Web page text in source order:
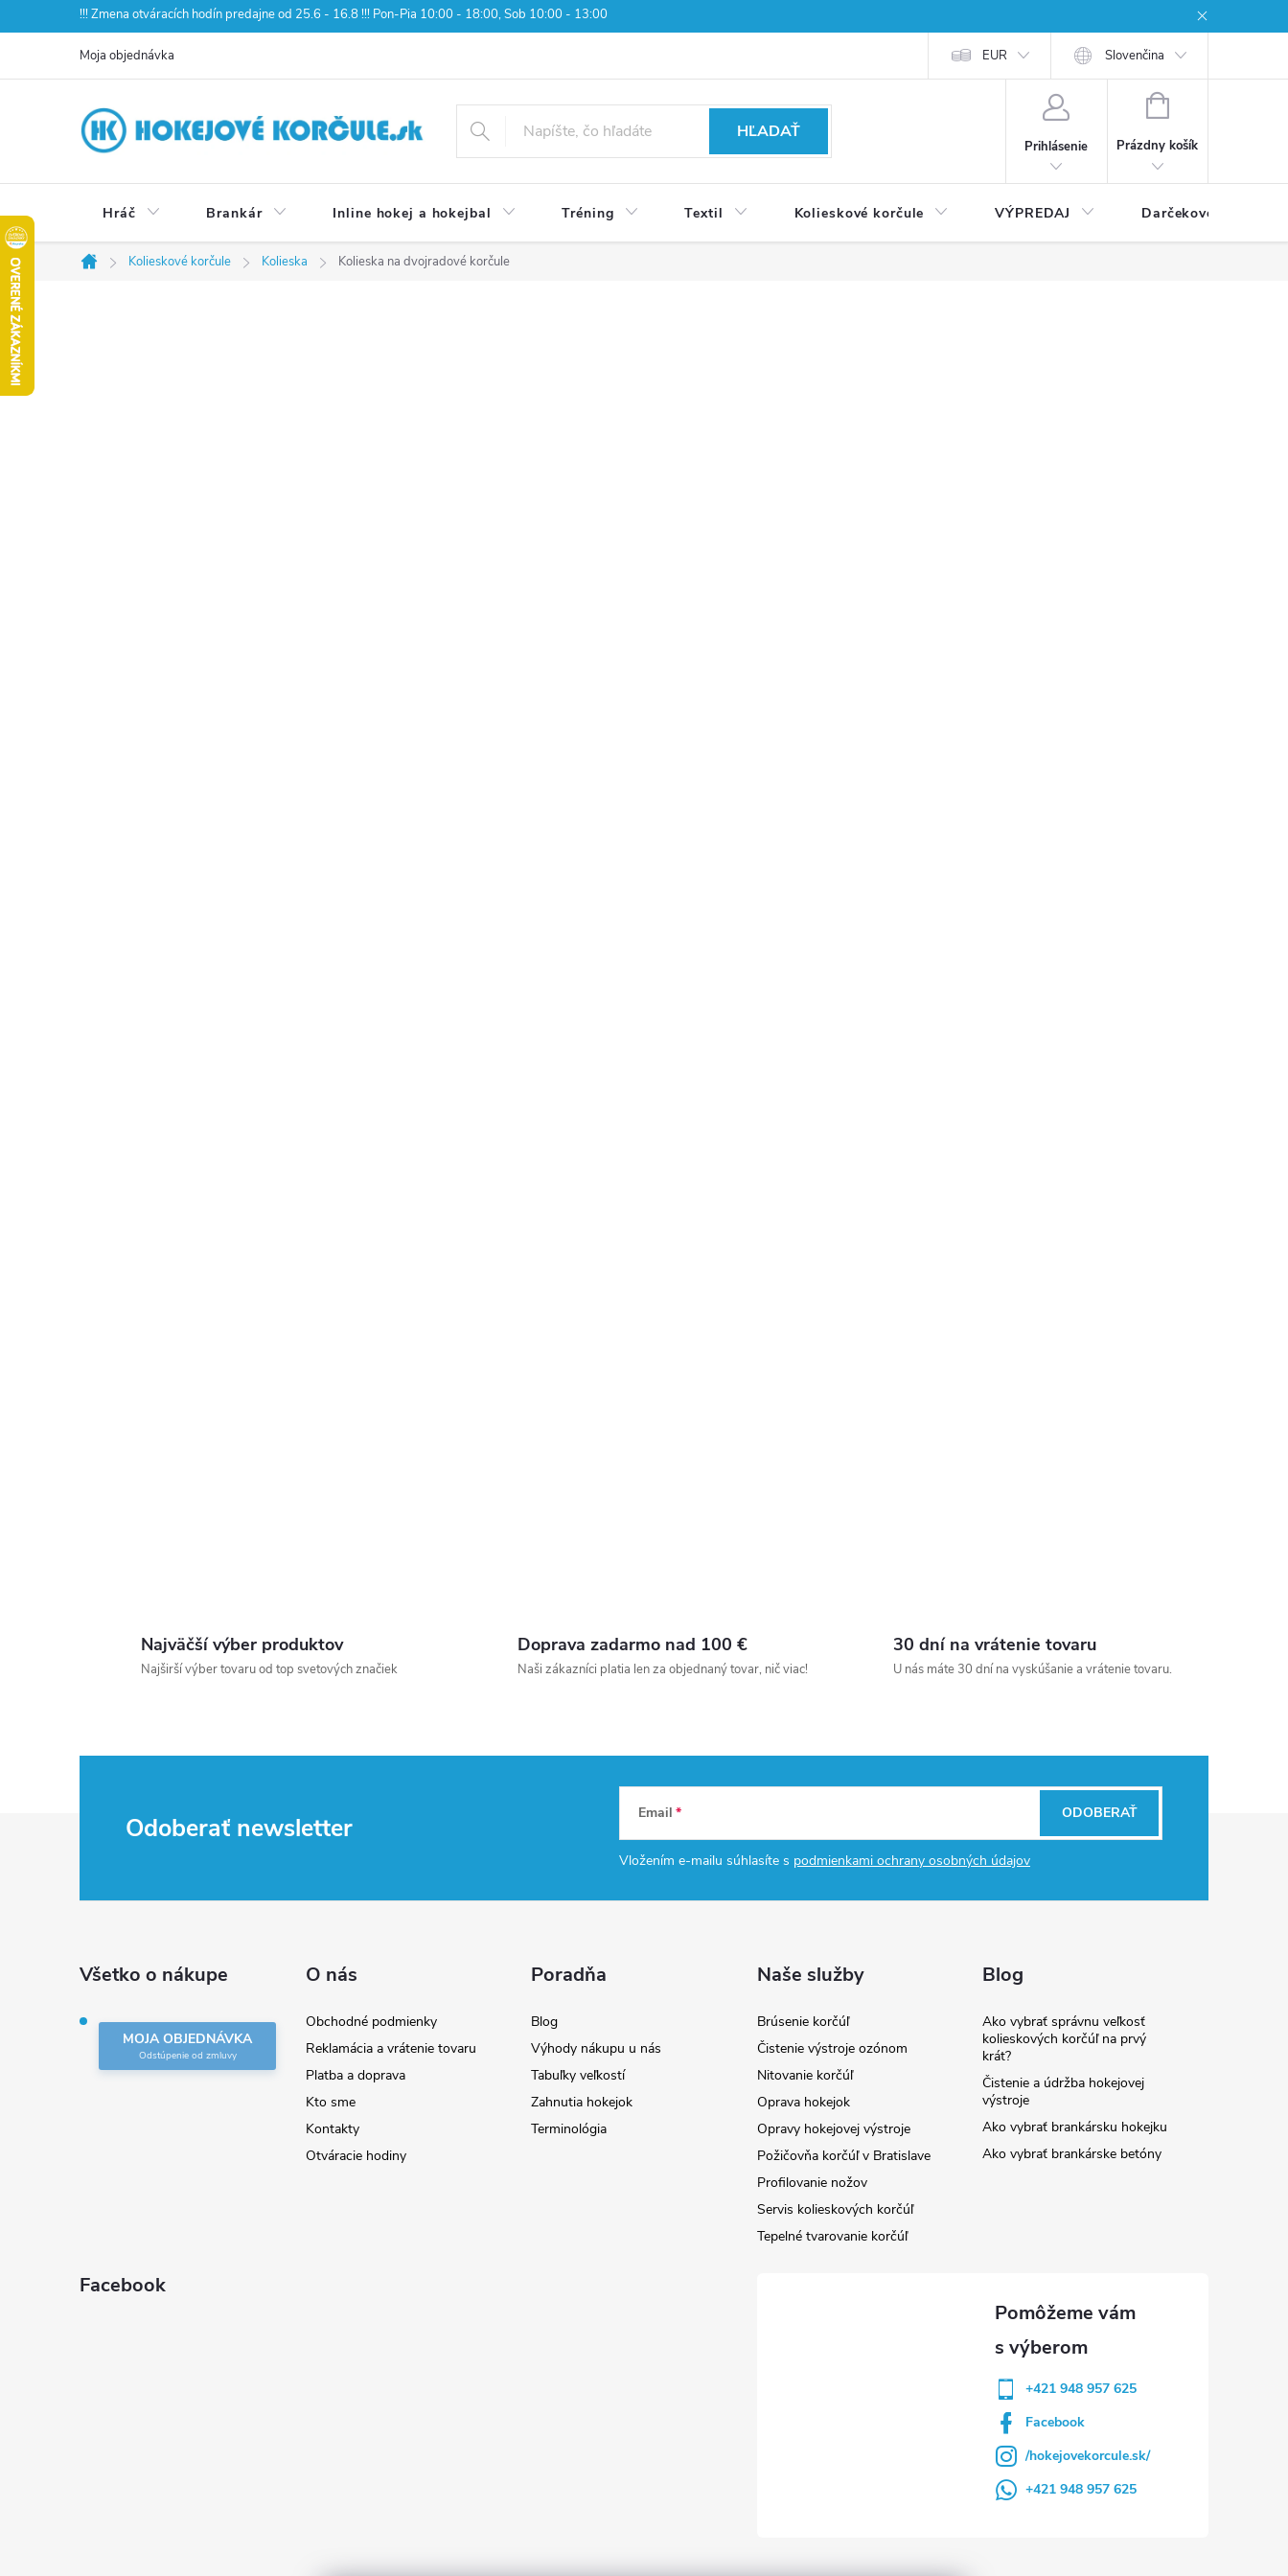
na
!!! Zmena otváracích hodín predajne od 25.6 - 16.8 !!! Pon-Pia 10:00 - 18:00, Sob 10:00 - 13:00
Moja objednávka EUR Slovenčina
HĽADAŤ
Prihlásenie
NÁKUPNÝ
Prázdny košík
Hráč Brankár Inline hokej a hokejbal Tréning Textil Kolieskové korčule VÝPREDAJ Darčekové poukážky
Domov
Kolieskové korčule Kolieska Kolieska na dvojradové korčule
Najväčší výber produktov
Najširší výber tovaru od top svetových značiek
Doprava zadarmo nad 100 €
Naši zákazníci platia len za objednaný tovar, nič viac!
30 dní na vrátenie tovaru
U nás máte 30 dní na vyskúšanie a vrátenie tovaru.
Odoberať newsletter Email
Vložením e-mailu súhlasíte s podmienkami ochrany osobných údajov
ODOBERAŤ
Všetko o nákupe
MOJA OBJEDNÁVKA
O nás
Obchodné podmienky
Reklamácia a vrátenie tovaru
Platba a doprava
Kto sme
Kontakty
Otváracie hodiny
Poradňa
Blog
Výhody nákupu u nás
Tabuľky veľkostí
Zahnutia hokejok
Terminológia
Naše služby
Brúsenie korčúľ
Čistenie výstroje ozónom
Nitovanie korčúľ
Oprava hokejok
Opravy hokejovej výstroje
Požičovňa korčúľ v Bratislave
Profilovanie nožov
Servis kolieskových korčúľ
Tepelné tvarovanie korčúľ
Blog
Ako vybrať správnu veľkosť
kolieskových korčúľ na prvý
krát?
Čistenie a údržba hokejovej
výstroje
Ako vybrať brankársku hokejku
Ako vybrať brankárske betóny
Facebook
+421 948 957 625
Facebook
/hokejovekorcule.sk/
+421 948 957 625